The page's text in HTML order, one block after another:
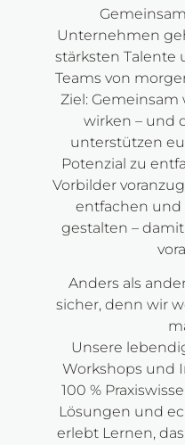
Unternehmen
stärksten Talente
Teams von
Ziel:
wirken – und
unterstützen
Potenzial zu
Vorbilder
entfachen und
gestalten –
Anders als
sicher, denn wir
Unsere
Workshops und
100 %
Lösungen und
erlebt Lernen,